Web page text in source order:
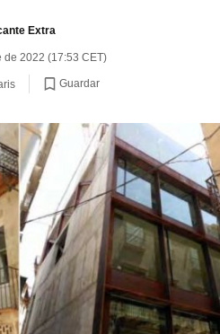
Extra
de 2022 (17:53 CET)
Guardar